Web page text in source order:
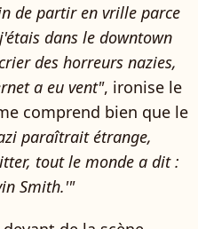
de partir en vrille parce
dans le downtown
des horreurs nazies,
a eu vent", ironise le
comprend bien que le
paraîtrait étrange,
tout le monde a dit :
Smith.'"